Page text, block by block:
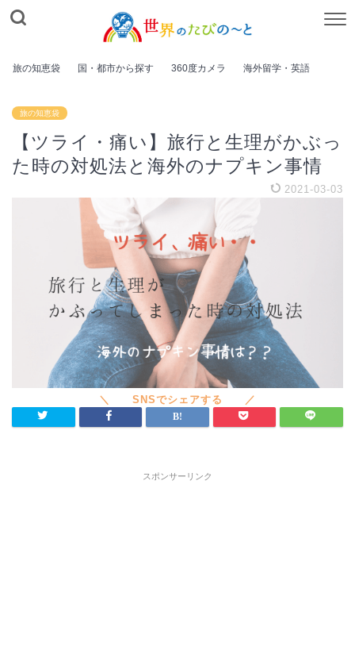
旅の知恵袋 国・都市から探す 360度カメラ 海外留学・英語
旅の知恵袋
【ツライ・痛い】旅行と生理がかぶっ
た時の対処法と海外のナプキン事情
2021-03-03
スポンサーリンク